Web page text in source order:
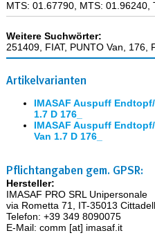
MTS: 01.67790, MTS: 01.96240,
Weitere Suchwörter:
251409, FIAT, PUNTO Van, 176,
Artikelvarianten
IMASAF Auspuff
1.7 D 176_
IMASAF Auspuff
Van 1.7 D 176_
Pflichtangaben gem. GPSR:
Hersteller:
IMASAF PRO SRL Unipersonale
via Rometta 71, IT-35013
Telefon: +39 349 8090075
E-Mail: comm [at] imasaf.it